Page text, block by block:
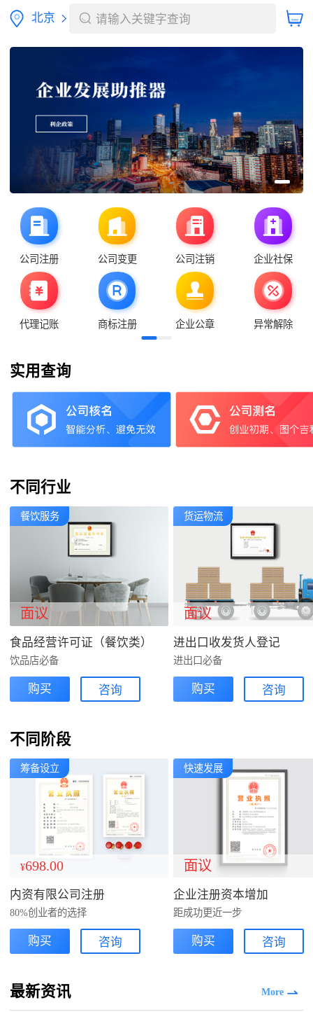
北京 请输入关键字查询
公司注册 公司变更 公司注销 企业社保
代理记账 商标注册 企业公章 异常解除
实用查询
不同行业
餐饮服务
面议
食品经营许可证（餐饮类）
饮品店必备
购买 咨询
货运物流
面议
进出口收发货人登记
进出口必备
购买 咨询
不同阶段
筹备设立
¥698.00
内资有限公司注册
80%创业者的选择
购买 咨询
快速发展
面议
企业注册资本增加
距成功更近一步
购买 咨询
最新资讯 More